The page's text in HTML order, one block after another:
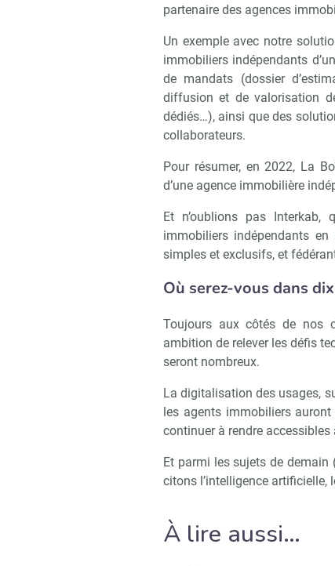
partenaire des agences
Un exemple avec notre
immobiliers indépendants
de mandats (dossier
diffusion et de valorisation
dédiés…), ainsi que des
collaborateurs.
Pour résumer, en 2022, La
d’une agence immobilière
Et n’oublions pas Interkab,
immobiliers indépendants
simples et exclusifs, et
Où serez-vous dans
Toujours aux côtés de nos
ambition de relever les défis
seront nombreux.
La digitalisation des usages,
les agents immobiliers
continuer à rendre
Et parmi les sujets de demain
citons l’intelligence artificielle,
À lire aussi…